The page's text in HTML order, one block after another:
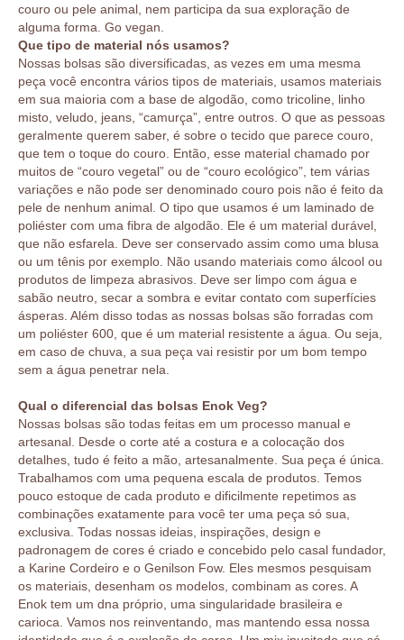
couro ou pele animal, nem participa da sua exploração de
alguma forma. Go vegan.
Que tipo de material nós usamos?
Nossas bolsas são diversificadas, as vezes em uma mesma
peça você encontra vários tipos de materiais, usamos materiais
em sua maioria com a base de algodão, como tricoline, linho
misto, veludo, jeans, “camurça”, entre outros. O que as pessoas
geralmente querem saber, é sobre o tecido que parece couro,
que tem o toque do couro. Então, esse material chamado por
muitos de “couro vegetal” ou de “couro ecológico”, tem várias
variações e não pode ser denominado couro pois não é feito da
pele de nenhum animal. O tipo que usamos é um laminado de
poliéster com uma fibra de algodão. Ele é um material durável,
que não esfarela. Deve ser conservado assim como uma blusa
ou um tênis por exemplo. Não usando materiais como álcool ou
produtos de limpeza abrasivos. Deve ser limpo com água e
sabão neutro, secar a sombra e evitar contato com superfícies
ásperas. Além disso todas as nossas bolsas são forradas com
um poliéster 600, que é um material resistente a água. Ou seja,
em caso de chuva, a sua peça vai resistir por um bom tempo
sem a água penetrar nela.
Qual o diferencial das bolsas Enok Veg?
Nossas bolsas são todas feitas em um processo manual e
artesanal. Desde o corte até a costura e a colocação dos
detalhes, tudo é feito a mão, artesanalmente. Sua peça é única.
Trabalhamos com uma pequena escala de produtos. Temos
pouco estoque de cada produto e dificilmente repetimos as
combinações exatamente para você ter uma peça só sua,
exclusiva. Todas nossas ideias, inspirações, design e
padronagem de cores é criado e concebido pelo casal fundador,
a Karine Cordeiro e o Genilson Fow. Eles mesmos pesquisam
os materiais, desenham os modelos, combinam as cores. A
Enok tem um dna próprio, uma singularidade brasileira e
carioca. Vamos nos reinventando, mas mantendo essa nossa